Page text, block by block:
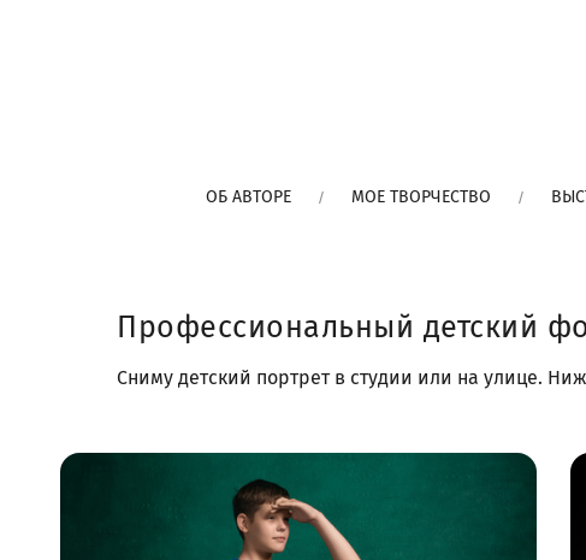
ОБ АВТОРЕ МОЕ ТВОРЧЕСТВО
Профессиональный детский
Сниму детский портрет в студии или на улице.